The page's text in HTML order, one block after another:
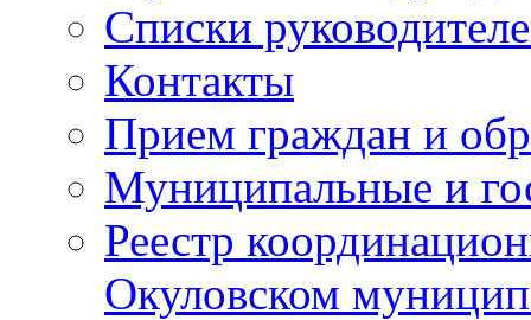
Списки
Контакты
Прием граждан и
Муниципальные и
Реестр
Окуловском